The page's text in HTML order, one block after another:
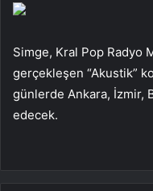
Simge, Kral Pop Radyo
gerçekleşen “Akustik”
günlerde Ankara, İzmir,
edecek.